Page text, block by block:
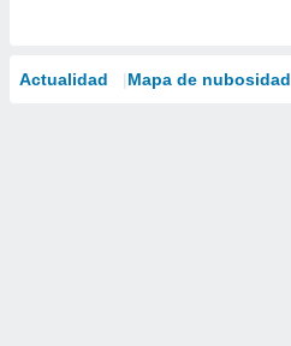
Actualidad Mapa de nubosidad